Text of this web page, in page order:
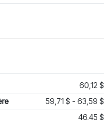
60,12 $
59,71 $ - 63,59 $
46,45 $